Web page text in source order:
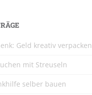
Geld kreativ verpacken
mit Streuseln
selber bauen